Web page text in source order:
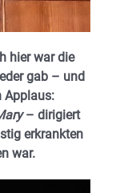
hier war die
gab – und
Applaus:
– dirigiert
erkrankten
war.